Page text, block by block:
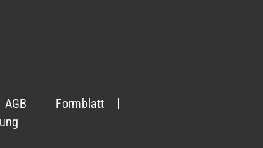
AGB
Formblatt